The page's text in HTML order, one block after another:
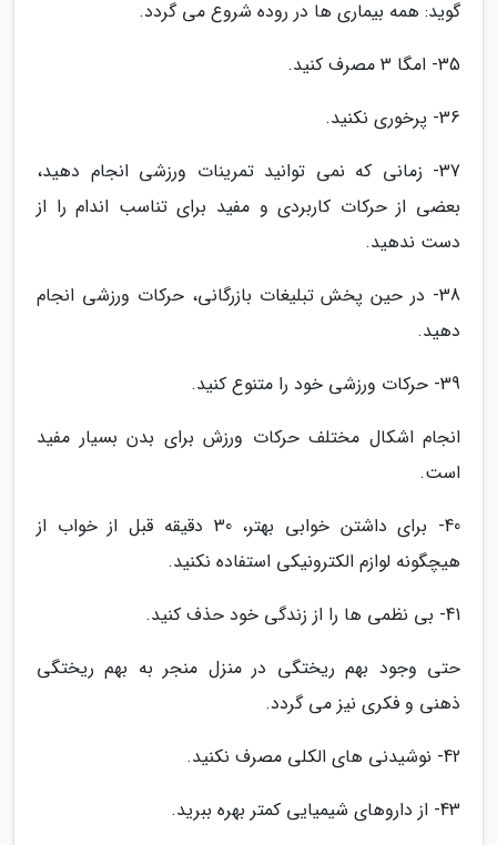
گوید: همه بیماری ها در روده شروع می گردد.
35- امگا 3 مصرف کنید.
36- پرخوری نکنید.
37- زمانی که نمی توانید تمرینات ورزشی انجام دهید،
بعضی از حرکات کاربردی و مفید برای تناسب اندام را از
دست ندهید.
38- در حین پخش تبلیغات بازرگانی، حرکات ورزشی انجام
دهید.
39- حرکات ورزشی خود را متنوع کنید.
انجام اشکال مختلف حرکات ورزش برای بدن بسیار مفید
است.
40- برای داشتن خوابی بهتر، 30 دقیقه قبل از خواب از
هیچگونه لوازم الکترونیکی استفاده نکنید.
41- بی نظمی ها را از زندگی خود حذف کنید.
حتی وجود بهم ریختگی در منزل منجر به بهم ریختگی
ذهنی و فکری نیز می گردد.
42- نوشیدنی های الکلی مصرف نکنید.
43- از داروهای شیمیایی کمتر بهره ببرید.